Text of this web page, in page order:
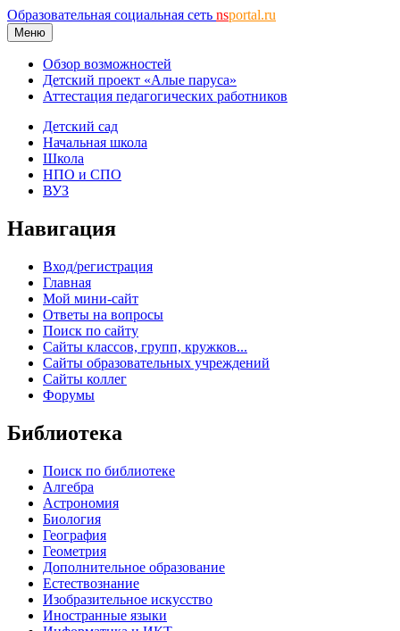
Образовательная социальная сеть nsportal.ru
Меню
Обзор возможностей
Детский проект «Алые паруса»
Аттестация педагогических работников
Детский сад
Начальная школа
Школа
НПО и СПО
ВУЗ
Навигация
Вход/регистрация
Главная
Мой мини-сайт
Ответы на вопросы
Поиск по сайту
Сайты классов, групп, кружков...
Сайты образовательных учреждений
Сайты коллег
Форумы
Библиотека
Поиск по библиотеке
Алгебра
Астрономия
Биология
География
Геометрия
Дополнительное образование
Естествознание
Изобразительное искусство
Иностранные языки